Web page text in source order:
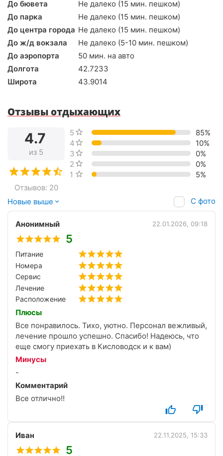
До бювета
Не далеко (15 мин. пешком)
До парка
Не далеко (15 мин. пешком)
До центра города Не далеко (15 мин. пешком)
До ж/д вокзала
Не далеко (5-10 мин. пешком)
До аэропорта
50 мин. на авто
Долгота
42.7233
Широта
43.9014
Отзывы отдыхающих
4.7
из 5
Отзывов: 20
5 звёзд
85%
4 звезды
10%
3 звезды
0%
2 звезды
0%
1 звезда
5%
Новые выше С фото
Анонимный 22.01.2026, 09:18
5
Питание
Номера
Сервис
Лечение
Расположение
Плюсы
Все понравилось. Тихо, уютно. Персонал вежливый,
лечение прошло успешно. Спасибо! Надеюсь, что
еще смогу приехать в Кисловодск и к вам)
Минусы
-
Комментарий
Все отлично!!
Иван 22.11.2025, 15:33
5